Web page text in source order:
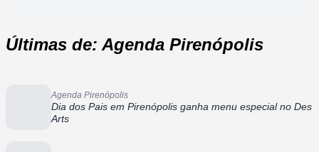
Últimas de: Agenda Pirenópolis
Agenda Pirenópolis
Dia dos Pais em Pirenópolis ganha menu especial no Des
Arts